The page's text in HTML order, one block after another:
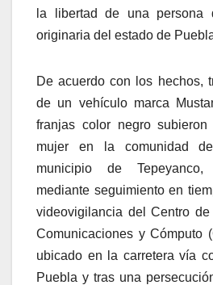
la libertad de una persona
originaria del estado de
De acuerdo con los hechos,
de un vehículo marca
franjas color negro
mujer en la comunidad
municipio de Tepeyanco,
mediante seguimiento en
videovigilancia del Centro de
Comunicaciones y Cómputo
ubicado en la carretera vía
Puebla y tras una